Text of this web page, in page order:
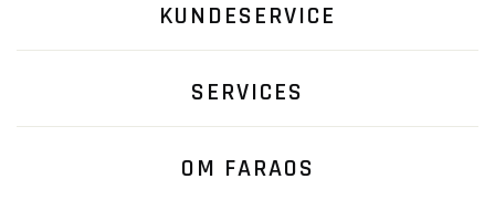
KUNDESERVICE
SERVICES
OM FARAOS